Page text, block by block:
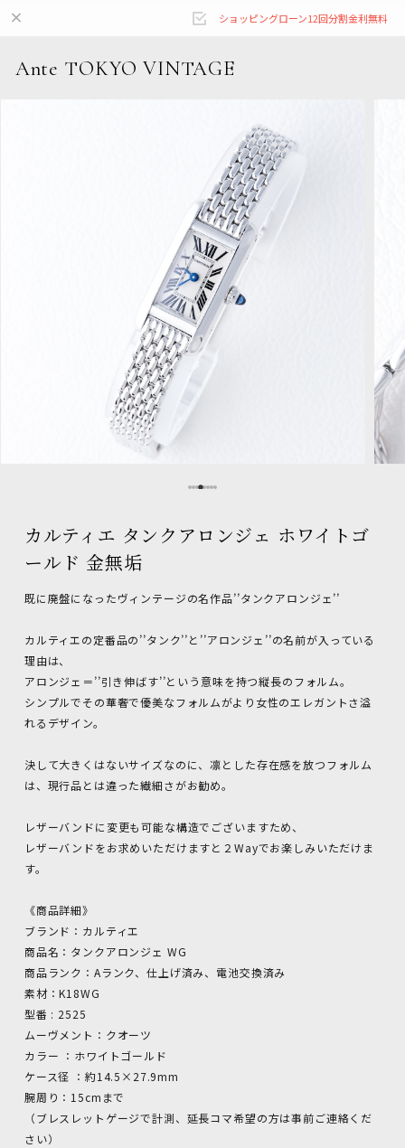
ショッピングローン12回分割金利無料
Ante TOKYO VINTAGE
カルティエ タンクアロンジェ ホワイトゴ
ールド 金無垢
既に廃盤になったヴィンテージの名作品’’タンクアロンジェ’’
カルティエの定番品の’’タンク’’と’’アロンジェ’’の名前が入っている
理由は、
アロンジェ＝’’引き伸ばす’’という意味を持つ縦長のフォルム。
シンプルでその華奢で優美なフォルムがより女性のエレガントさ溢
れるデザイン。
決して大きくはないサイズなのに、凛とした存在感を放つフォルム
は、現行品とは違った繊細さがお勧め。
レザーバンドに変更も可能な構造でございますため、
レザーバンドをお求めいただけますと２Wayでお楽しみいただけま
す。
《商品詳細》
ブランド：カルティエ
商品名：タンクアロンジェ WG
商品ランク：Aランク、仕上げ済み、電池交換済み
素材：K18WG
型番 : 2525
ムーヴメント：クオーツ
カラー ：ホワイトゴールド
ケース径 ：約14.5×27.9mm
腕周り：15cmまで
（ブレスレットゲージで計測、延長コマ希望の方は事前ご連絡くだ
さい）